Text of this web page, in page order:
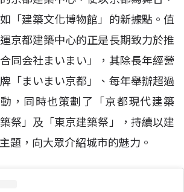
「建築文化博物館」的新據點。值
京都建築中心的正是長期致力於推
同会社まいまい」，其除長年經營
「まいまい京都」、每年舉辦超過
，同時也策劃了「京都現代建築
祭」及「東京建築祭」，持續以建
題，向大眾介紹城市的魅力。